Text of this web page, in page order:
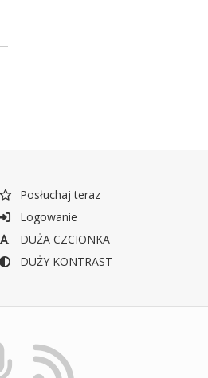
Posłuchaj teraz
Logowanie
DUŻA CZCIONKA
DUŻY KONTRAST